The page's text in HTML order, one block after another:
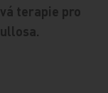
terapie pro